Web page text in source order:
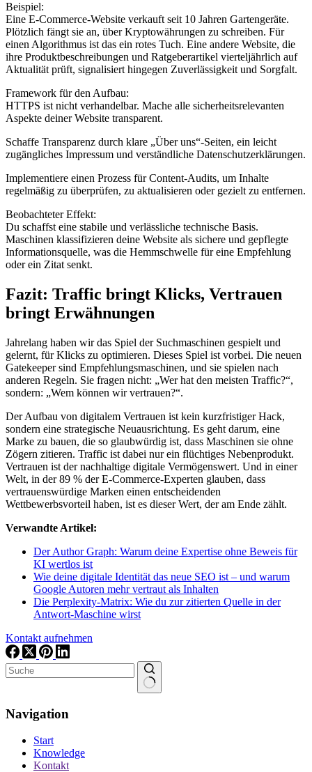
Beispiel:
Eine E-Commerce-Website verkauft seit 10 Jahren Gartengeräte.
Plötzlich fängt sie an, über Kryptowährungen zu schreiben. Für
einen Algorithmus ist das ein rotes Tuch. Eine andere Website, die
ihre Produktbeschreibungen und Ratgeberartikel vierteljährlich auf
Aktualität prüft, signalisiert hingegen Zuverlässigkeit und Sorgfalt.
Framework für den Aufbau:
HTTPS ist nicht verhandelbar. Mache alle sicherheitsrelevanten
Aspekte deiner Website transparent.
Schaffe Transparenz durch klare „Über uns“-Seiten, ein leicht
zugängliches Impressum und verständliche Datenschutzerklärungen.
Implementiere einen Prozess für Content-Audits, um Inhalte
regelmäßig zu überprüfen, zu aktualisieren oder gezielt zu entfernen.
Beobachteter Effekt:
Du schaffst eine stabile und verlässliche technische Basis.
Maschinen klassifizieren deine Website als sichere und gepflegte
Informationsquelle, was die Hemmschwelle für eine Empfehlung
oder ein Zitat senkt.
Fazit: Traffic bringt Klicks, Vertrauen
bringt Erwähnungen
Jahrelang haben wir das Spiel der Suchmaschinen gespielt und
gelernt, für Klicks zu optimieren. Dieses Spiel ist vorbei. Die neuen
Gatekeeper sind Empfehlungsmaschinen, und sie spielen nach
anderen Regeln. Sie fragen nicht: „Wer hat den meisten Traffic?“,
sondern: „Wem können wir vertrauen?“.
Der Aufbau von digitalem Vertrauen ist kein kurzfristiger Hack,
sondern eine strategische Neuausrichtung. Es geht darum, eine
Marke zu bauen, die so glaubwürdig ist, dass Maschinen sie ohne
Zögern zitieren. Traffic ist dabei nur ein flüchtiges Nebenprodukt.
Vertrauen ist der nachhaltige digitale Vermögenswert. Und in einer
Welt, in der 89 % der E-Commerce-Experten glauben, dass
vertrauenswürdige Marken einen entscheidenden
Wettbewerbsvorteil haben, ist es dieser Wert, der am Ende zählt.
Verwandte Artikel:
Der Author Graph: Warum deine Expertise ohne Beweis für
KI wertlos ist
Wie deine digitale Identität das neue SEO ist – und warum
Google Autoren mehr vertraut als Inhalten
Die Perplexity-Matrix: Wie du zur zitierten Quelle in der
Antwort-Maschine wirst
Kontakt aufnehmen
Navigation
Start
Knowledge
Kontakt